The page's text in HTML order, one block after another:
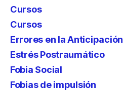
Cursos
Cursos
Errores en la Anticipación
Estrés Postraumático
Fobia Social
Fobias de impulsión